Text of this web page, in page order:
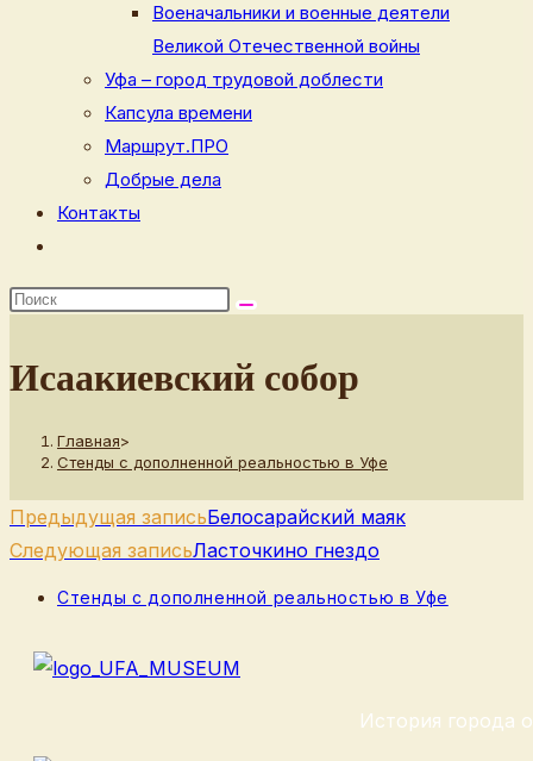
Военачальники и военные деятели
Великой Отечественной войны
Уфа – город трудовой доблести
Капсула времени
Маршрут.ПРО
Добрые дела
Контакты
по
сайту
Исаакиевский собор
Главная>
Стенды с дополненной реальностью в Уфе
Еще
статьи
Предыдущая записьБелосарайский маяк
Следующая записьЛасточкино гнездо
Рубрика
Стенды с дополненной реальностью в Уфе
История города